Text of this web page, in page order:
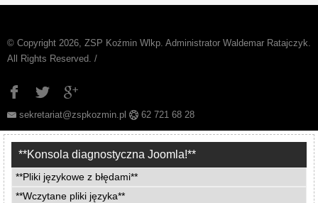
© Copyright 2026, ZSP Koźmin Wlkp. Administrator Waldemar Ratajczyk.
All Rights Reserved. /
sekretariat@zspkozmin.pl 62 721 68 28
**Konsola diagnostyczna Joomla!**
**Pliki językowe z błędami**
**Wczytane pliki języka**